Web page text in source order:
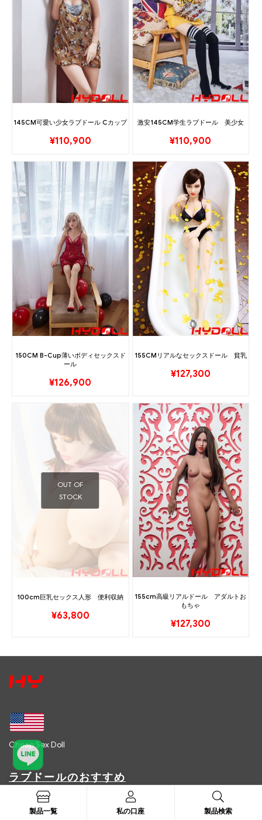
145CM可愛い少女ラブドール Cカップ
¥110,900
激安145CM学生ラブドール 美少女
¥110,900
150CM B-Cup薄いボディセックスド
ール
¥126,900
155CMリアルなセックスドール 貧乳
¥127,300
OUT OF
STOCK
100cm巨乳セックス人形 便利収納
¥63,800
155cm高級リアルドール アダルトお
もちゃ
¥127,300
Cheap Sex Doll
ラブドールのおすすめ
ラブドール
ラブドールランキング
製品一覧 私の口座 製品検索